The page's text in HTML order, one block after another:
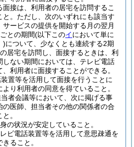
面接は、利用者の居宅を訪問するこ
。 ただし、次のいずれにも該当す
サービスの提供を開始する月の翌月
との期間(以下このイにおいて単に
)について、少なくとも連続する2期
居宅を訪問し、面接するときは、利
しない期間においては、テレビ電話
利用者に面接することができる。
置等を活用して面接を行うことに
り利用者の同意を得ていること。
者会議等において、次に掲げる事
の医師、担当者その他の関係者の合
。
の状況が安定していること。
ビ電話装置等を活用して意思疎通を
ること。